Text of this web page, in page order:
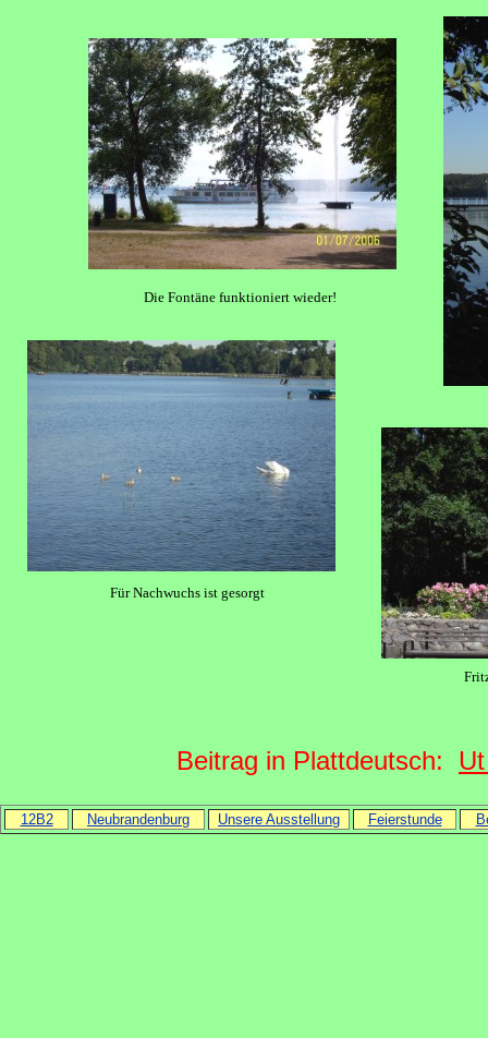
Die Fontäne funktioniert wieder!
Für Nachwuchs ist gesorgt
Beitrag in Plattdeutsch:
12B2 Neubrandenburg Unsere Ausstellung Feierstunde